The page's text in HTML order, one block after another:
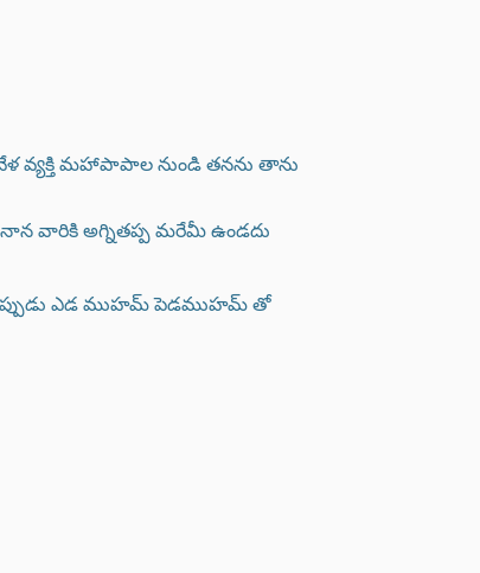
వ్యక్తి మహాపాపాల నుండి తనను తాను
వారికి అగ్నితప్ప మరేమీ ఉండదు
ఎడ ముహమ్ పెడముహమ్ తో